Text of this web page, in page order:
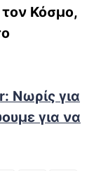
Κόσμο,
Νωρίς για
για να